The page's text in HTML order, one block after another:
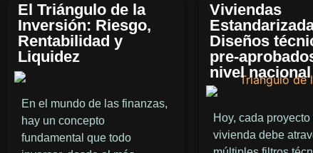
El Triángulo de la
Inversión: Riesgo,
Rentabilidad y
Liquidez
En el mundo de las finanzas,
hay un concepto
fundamental que todo
Viviendas
Diseños
pre-
nivel nacional
Hoy, cada proyecto
vivienda debe